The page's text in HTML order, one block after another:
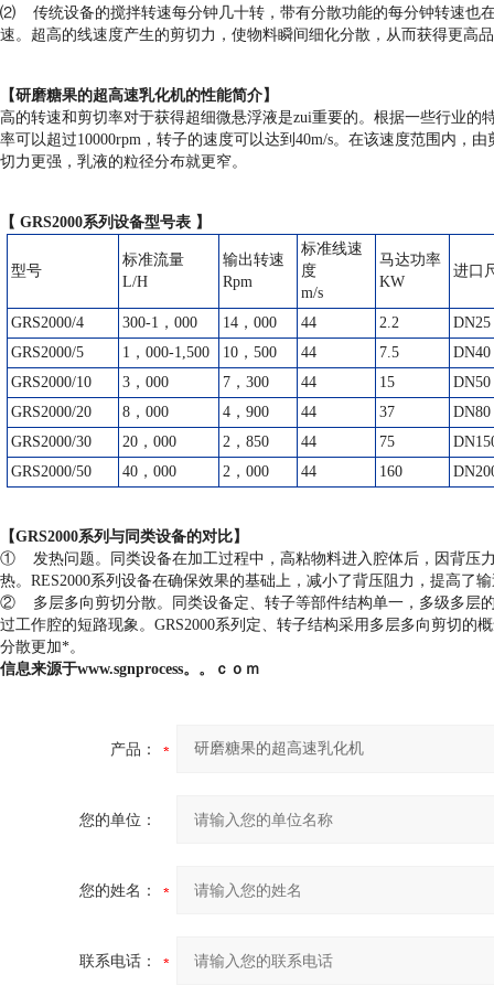
⑵ 传统设备的搅拌转速每分钟几十转，带有分散功能的每分钟转速也
速。超高的线速度产生的剪切力，使物料瞬间细化分散，从而获得更高
【研磨糖果的超高速乳化机的性能简介】
高的转速和剪切率对于获得超细微悬浮液是zui重要的。根据一些行业的
率可以超过10000rpm，转子的速度可以达到40m/s。在该速度范围内，
切力更强，乳液的粒径分布就更窄。
【 GRS2000系列设备型号表 】
型号
标准流量
L/H
输出转速
Rpm
标准线速
度
m/s
马达功率
KW
进口
GRS2000/4 300-1，000 14，000 44 2.2
DN25
GRS2000/5 1，000-1,500 10，500 44 7.5
DN40
GRS2000/10 3，000 7，300 44 15
DN50
GRS2000/20 8，000 4，900 44 37
DN80
GRS2000/30 20，000 2，850 44 75
GRS2000/50 40，000 2，000 44 160
【GRS2000系列与同类设备的对比】
① 发热问题。同类设备在加工过程中，高粘物料进入腔体后，因背压
热。RES2000系列设备在确保效果的基础上，减小了背压阻力，提高了
② 多层多向剪切分散。同类设备定、转子等部件结构单一，多级多层
过工作腔的短路现象。 GRS2000系列定、转子结构采用多层多向剪切的
分散更加*。
信息来源于www.sgnprocess。。ｃｏｍ
产品：
您的单位：
您的姓名：
联系电话：